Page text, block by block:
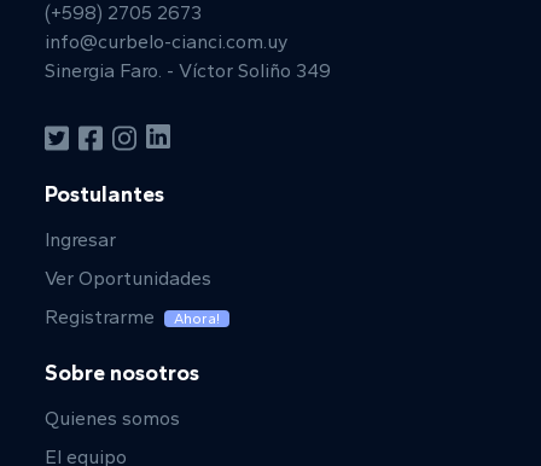
(+598) 2705 2673
info@curbelo-cianci.com.uy
Sinergia Faro. - Víctor Soliño 349
Postulantes
Ingresar
Ver Oportunidades
Registrarme
Ahora!
Sobre nosotros
Quienes somos
El equipo